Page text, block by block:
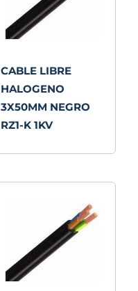
CABLE LIBRE
HALOGENO
3X50MM NEGRO
RZ1-K 1KV